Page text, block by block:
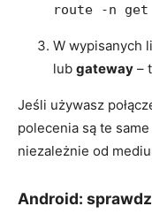
route -n
W wypisanych
lub gateway –
Jeśli używasz
polecenia są te
niezależnie od
Android: